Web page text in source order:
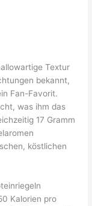
Textur
bekannt,
Fan-Favorit.
was ihm das
17 Gramm
köstlichen
Kalorien pro